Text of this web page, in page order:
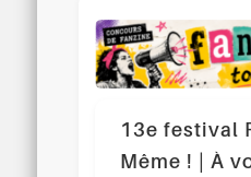
13e festival
Même ! | À